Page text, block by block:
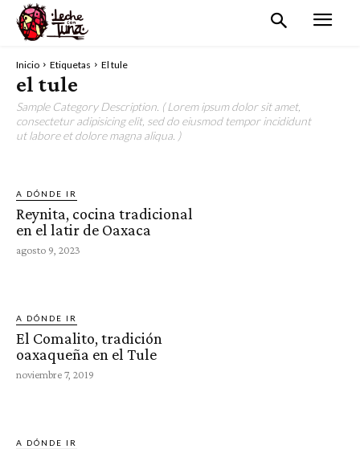
Inicio Etiquetas El tule
el tule
Sample Category Description. ( Lorem ipsum dolor sit amet,
consectetur adipisicing elit, sed do eiusmod tempor incididunt
ut labore et dolore magna aliqua. )
A DÓNDE IR
Reynita, cocina tradicional
en el latir de Oaxaca
agosto 9, 2023
A DÓNDE IR
El Comalito, tradición
oaxaqueña en el Tule
noviembre 7, 2019
A DÓNDE IR